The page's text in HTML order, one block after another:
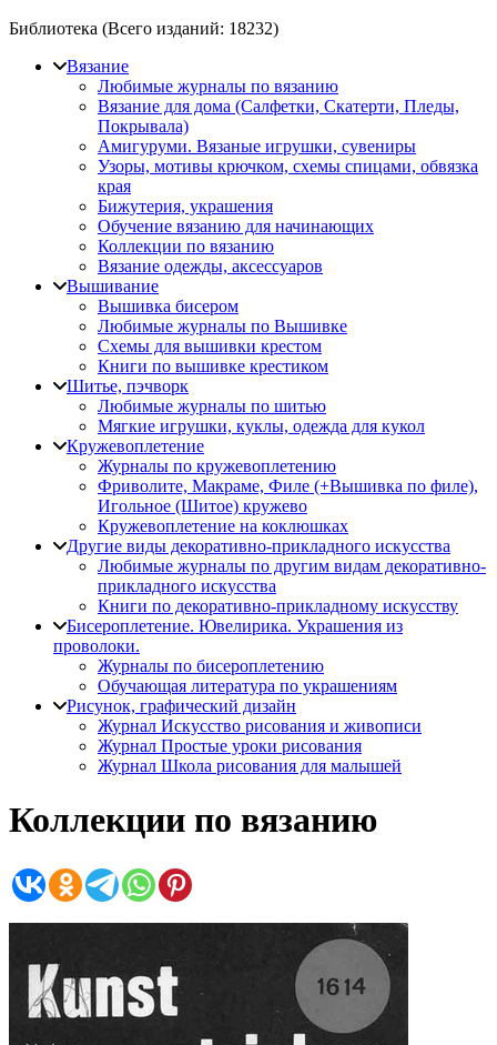
Библиотека (Всего изданий: 18232)
Вязание
Любимые журналы по вязанию
Вязание для дома (Салфетки, Скатерти, Пледы,
Покрывала)
Амигуруми. Вязаные игрушки, сувениры
Узоры, мотивы крючком, схемы спицами, обвязка
края
Бижутерия, украшения
Обучение вязанию для начинающих
Коллекции по вязанию
Вязание одежды, аксессуаров
Вышивание
Вышивка бисером
Любимые журналы по Вышивке
Схемы для вышивки крестом
Книги по вышивке крестиком
Шитье, пэчворк
Любимые журналы по шитью
Мягкие игрушки, куклы, одежда для кукол
Кружевоплетение
Журналы по кружевоплетению
Фриволите, Макраме, Филе (+Вышивка по филе),
Игольное (Шитое) кружево
Кружевоплетение на коклюшках
Другие виды декоративно-прикладного искусства
Любимые журналы по другим видам декоративно-
прикладного искусства
Книги по декоративно-прикладному искусству
Бисероплетение. Ювелирика. Украшения из
проволоки.
Журналы по бисероплетению
Обучающая литература по украшениям
Рисунок, графический дизайн
Журнал Искусство рисования и живописи
Журнал Простые уроки рисования
Журнал Школа рисования для малышей
Коллекции по вязанию